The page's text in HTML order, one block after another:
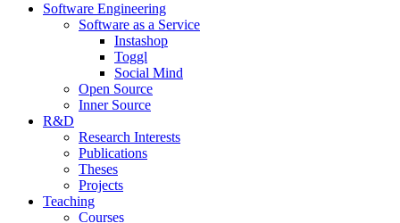
Software Engineering
Software as a Service
Instashop
Toggl
Social Mind
Open Source
Inner Source
R&D
Research Interests
Publications
Theses
Projects
Teaching
Courses